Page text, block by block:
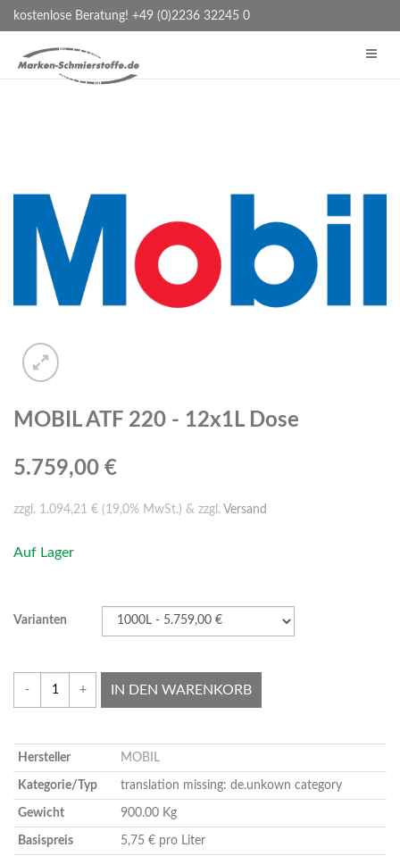
kostenlose Beratung! +49 (0)2236 32245 0
MOBIL ATF 220 - 12x1L Dose
5.759,00 €
zzgl. 1.094,21 € (19,0% MwSt.) & zzgl. Versand
Auf Lager
Varianten
- + IN DEN WARENKORB
Hersteller MOBIL
Kategorie/Typ translation missing: de.unkown category
Gewicht 900.00 Kg
Basispreis 5,75 € pro Liter